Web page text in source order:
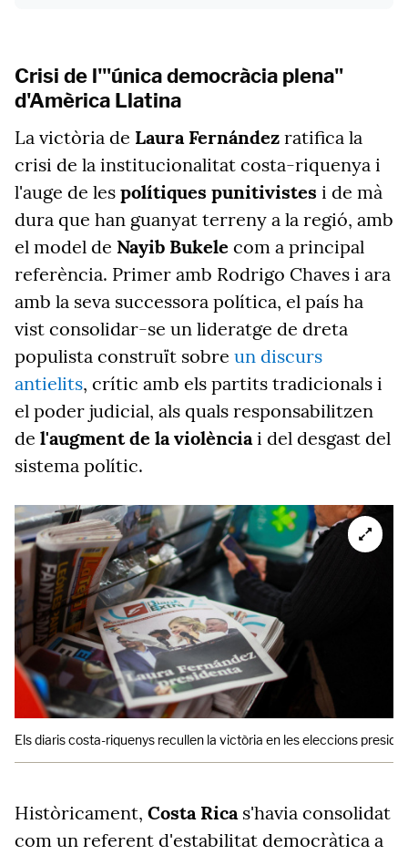
Crisi de l'"única democràcia plena"
d'Amèrica Llatina
La victòria de Laura Fernández ratifica la
crisi de la institucionalitat costa-riquenya i
l'auge de les polítiques punitivistes i de mà
dura que han guanyat terreny a la regió, amb
el model de Nayib Bukele com a principal
referència. Primer amb Rodrigo Chaves i ara
amb la seva successora política, el país ha
vist consolidar-se un lideratge de dreta
populista construït sobre un discurs
antielits, crític amb els partits tradicionals i
el poder judicial, als quals responsabilitzen
de l'augment de la violènciai del desgast del
sistema polític.
Els diaris costa-riquenys recullen la victòria en les eleccions
Històricament, Costa Ricas'havia consolidat
com un referent d'estabilitat democràtica a